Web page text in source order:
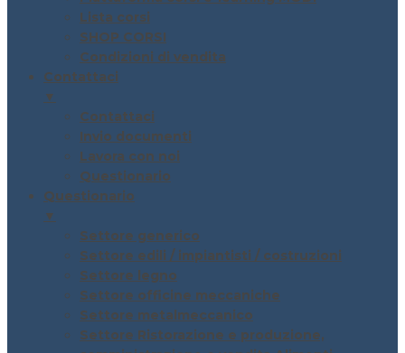
Lista corsi
SHOP CORSI
Condizioni di vendita
Contattaci
▼
Contattaci
Invio documenti
Lavora con noi
Questionario
Questionario
▼
Settore generico
Settore edili / impiantisti / costruzioni
Settore legno
Settore officine meccaniche
Settore metalmeccanico
Settore Ristorazione e produzione,